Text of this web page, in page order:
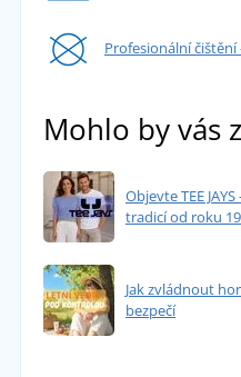
Profesionální
Mohlo by vás
Objevte TEE
tradicí od roku
Jak zvládnout
bezpečí